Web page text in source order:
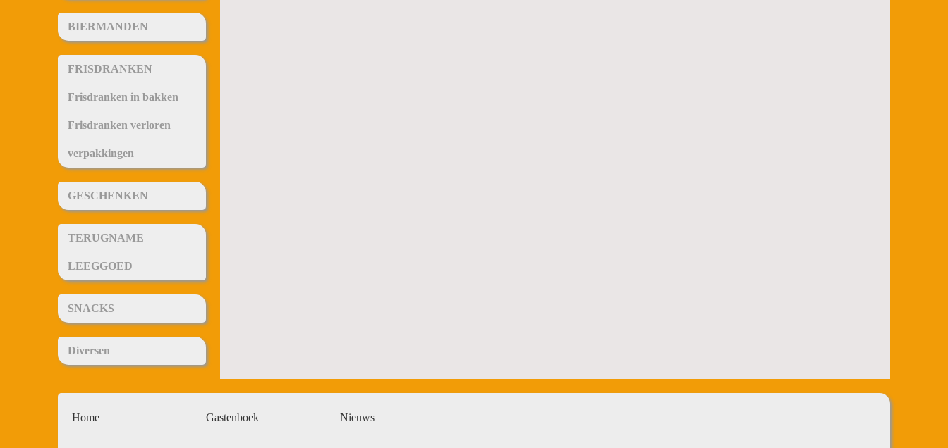
BIERMANDEN
FRISDRANKEN
Frisdranken in bakken
Frisdranken verloren
verpakkingen
GESCHENKEN
TERUGNAME
LEEGGOED
SNACKS
Diversen
Home Gastenboek Nieuws